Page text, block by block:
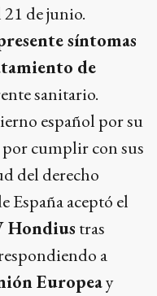
21 de junio.
síntomas
de
sanitario.
español por su
por cumplir con sus
del derecho
España aceptó el
Hondius tras
a
Europeay